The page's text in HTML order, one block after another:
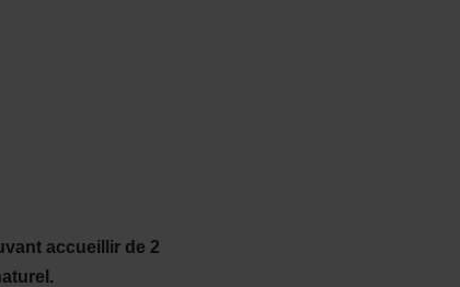
accueillir de 2